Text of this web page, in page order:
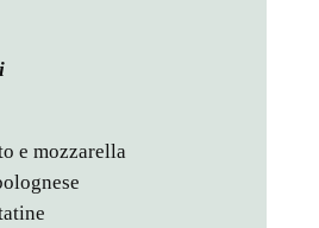
e mozzarella